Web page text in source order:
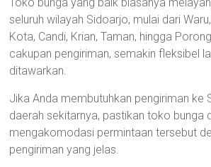
seluruh wilayah Sidoarjo, mulai dari
Kota, Candi, Krian, Taman, hingga
cakupan pengiriman, semakin fleksibel
ditawarkan.
Jika Anda membutuhkan pengiriman ke
daerah sekitarnya, pastikan toko bunga
mengakomodasi permintaan tersebut
pengiriman yang jelas.